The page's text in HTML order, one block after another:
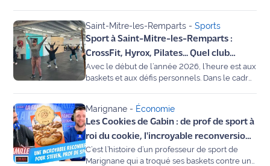
Politique
Santé
Social
Transport
National
International
grève pour défendre le pavillon français en
Méditerranée.
Saint-Mitre-les-Remparts -Sports
Sport à Saint-Mitre-les-Remparts :
CrossFit, Hyrox, Pilates... Quel club
choisir pour tenir vos bonnes
résolutions ?
Avec le début de l’année 2026, l’heure est aux
baskets et aux défis personnels. Dans le cadre
des Etangs à Saint-Mitre-les-Remparts. Entre
l’intensité du CrossFit, la montée en puissance
de l’Hyrox et la sérénité du Pilates, découvrez
les meilleures adresses pour sculpter votre
"Summer Body" dès maintenant.
Marignane - Économie
Les Cookies de Gabin : de prof de sport à
roi du cookie, l'incroyable reconversion
de Steven !
C’est l’histoire d’un professeur de sport de
Marignane qui a troqué ses baskets contre un